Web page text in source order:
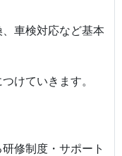
車検対応など基本
けていきます。
修制度・サポート